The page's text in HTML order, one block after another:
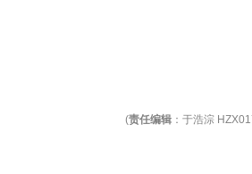
(责任编辑 ：于浩淙